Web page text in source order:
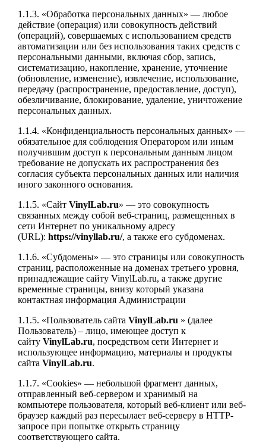
1.1.3. «Обработка персональных данных» — любое
действие (операция) или совокупность действий
(операций), совершаемых с использованием средств
автоматизации или без использования таких средств с
персональными данными, включая сбор, запись,
систематизацию, накопление, хранение, уточнение
(обновление, изменение), извлечение, использование,
передачу (распространение, предоставление, доступ),
обезличивание, блокирование, удаление, уничтожение
персональных данных.
1.1.4. «Конфиденциальность персональных данных» —
обязательное для соблюдения Оператором или иным
получившим доступ к персональным данным лицом
требование не допускать их распространения без
согласия субъекта персональных данных или наличия
иного законного основания.
1.1.5. «Сайт VinylLab.ru» — это совокупность
связанных между собой веб-страниц, размещенных в
сети Интернет по уникальному адресу
(URL): https://vinyllab.ru/, а также его субдоменах.
1.1.6. «Субдомены» — это страницы или совокупность
страниц, расположенные на доменах третьего уровня,
принадлежащие сайту VinylLab.ru, а также другие
временные страницы, внизу который указана
контактная информация Администрации
1.1.5. «Пользователь сайта VinylLab.ru » (далее
Пользователь) – лицо, имеющее доступ к
сайту VinylLab.ru, посредством сети Интернет и
использующее информацию, материалы и продукты
сайта VinylLab.ru.
1.1.7. «Cookies» — небольшой фрагмент данных,
отправленный веб-сервером и хранимый на
компьютере пользователя, который веб-клиент или веб-
браузер каждый раз пересылает веб-серверу в HTTP-
запросе при попытке открыть страницу
соответствующего сайта.